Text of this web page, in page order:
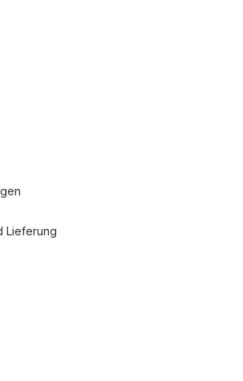
Lieferung